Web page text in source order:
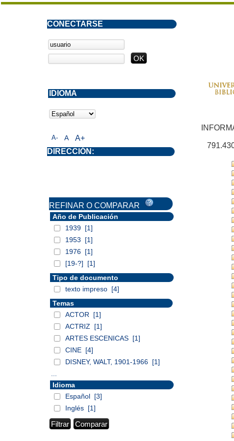
A- A A+
CONECTARSE
DIRECCIÓN:
IDIOMA
REFINAR O COMPARAR
Año de Publicación
1939 [1]
1953
[1]
1976 [1]
[19-?]
[1]
Tipo de documento
texto impreso [4]
Temas
ACTOR
[1]
ACTRIZ
[1]
ARTES ESCENICAS [1]
CINE [4]
DISNEY, WALT, 1901-1966 [1]
Idioma
Español [3]
Inglés [1]